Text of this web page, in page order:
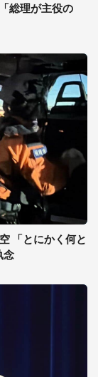
総理が主役の
「とにかく何と
念